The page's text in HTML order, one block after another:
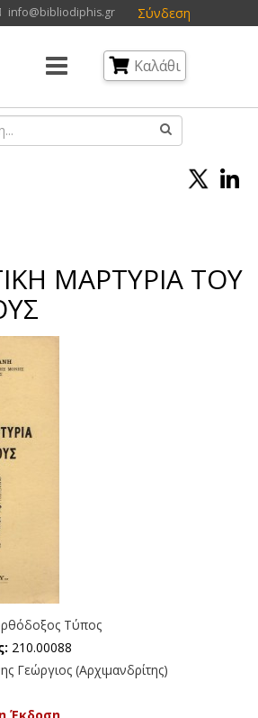
Σύνδεση
info@bibliodiphis.gr
Καλάθι
ΜΑΡΤΥΡΙΑ ΤΟΥ
Τύπος
210.00088
Γεώργιος (Αρχιμανδρίτης)